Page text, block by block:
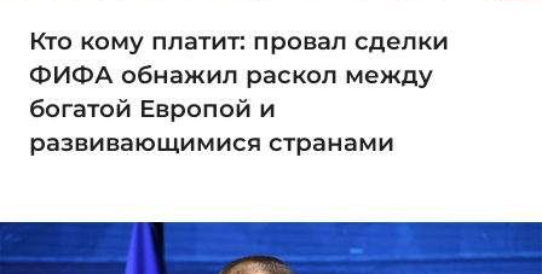
Кто кому платит: провал сделки
ФИФА обнажил раскол между
богатой Европой и
развивающимися странами